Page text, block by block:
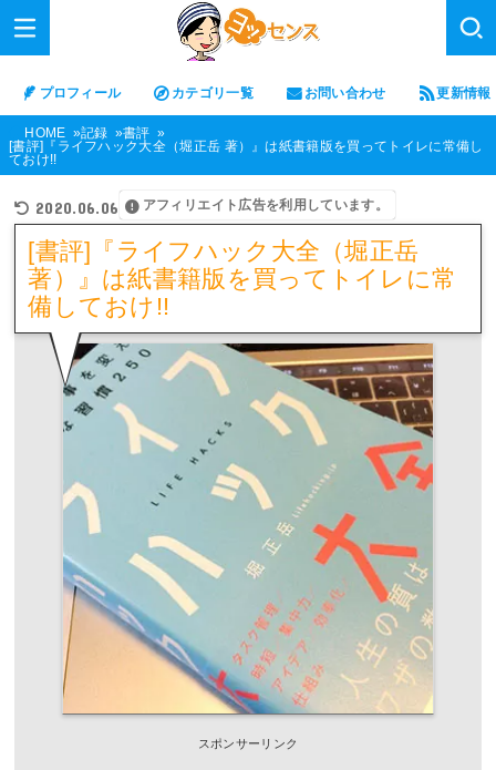
プロフィール カテゴリ一覧 お問い合わせ 更新情報
HOME 記録
書評
[書評]『ライフハック大全（堀正岳 著）』は紙書籍版を買ってトイレに常備し
ておけ!!
2020.06.06 アフィリエイト広告を利用しています。
[書評]『ライフハック大全（堀正岳
著）』は紙書籍版を買ってトイレに常
備しておけ!!
スポンサーリンク